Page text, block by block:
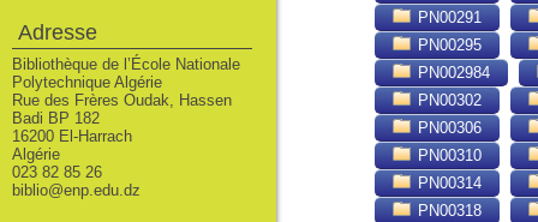
PN00291
PN00295
PN002984
PN00302
PN00306
PN00310
PN00314
PN00318
Adresse
Bibliothèque de l’École Nationale
Polytechnique Algérie
Rue des Frères Oudak, Hassen
Badi BP 182
16200 El-Harrach
Algérie
023 82 85 26
biblio@enp.edu.dz